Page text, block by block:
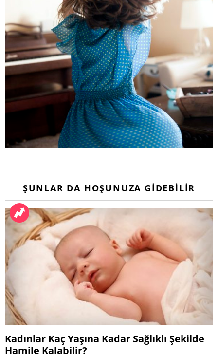
ŞUNLAR DA HOŞUNUZA GIDEBILIR
Kadınlar Kaç Yaşına Kadar Sağlıklı Şekilde
Hamile Kalabilir?